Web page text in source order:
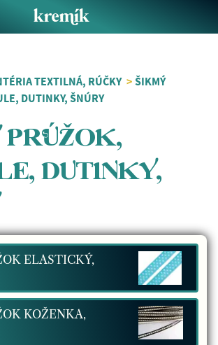
TEXTILNÁ, RÚČKY > ŠIKMÝ
DUTINKY, ŠNÚRY
PRÚŽOK,
DUTINKY,
ELASTICKÝ,
KOŽENKA,